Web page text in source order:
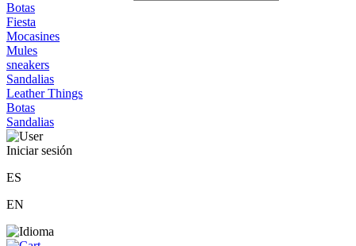
Botas
Fiesta
Mocasines
Mules
sneakers
Sandalias
Leather Things
Botas
Sandalias
Iniciar sesión
ES
EN